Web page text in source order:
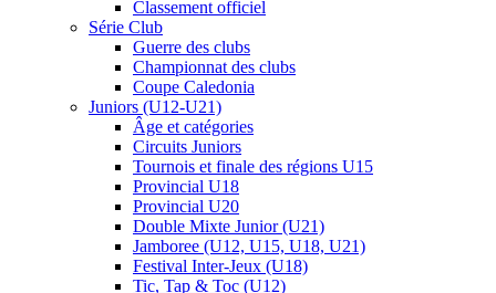
Classement officiel
Série Club
Guerre des clubs
Championnat des clubs
Coupe Caledonia
Juniors (U12-U21)
Âge et catégories
Circuits Juniors
Tournois et finale des régions U15
Provincial U18
Provincial U20
Double Mixte Junior (U21)
Jamboree (U12, U15, U18, U21)
Festival Inter-Jeux (U18)
Tic, Tap & Toc (U12)